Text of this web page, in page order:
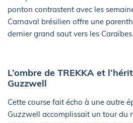
ponton contrastent avec les
Carnaval brésilien offre une
dernier grand saut vers les Caraïbes.
L’ombre de TREKKA et
Guzzwell
Cette course fait écho à une autre
Guzzwell accomplissait un tour du